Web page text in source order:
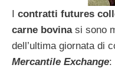
I contratti futures
carne bovinasi sono
dell’ultima giornata di
Mercantile Exchange: